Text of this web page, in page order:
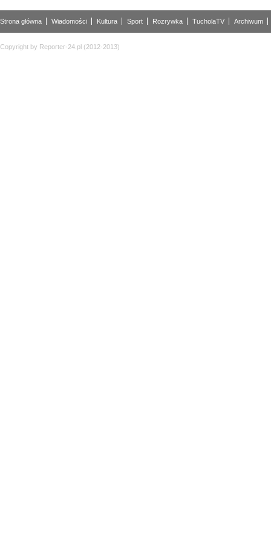
Strona główna Wiadomości Kultura Sport Rozrywka TucholaTV Archiwum
Copyright by Reporter-24.pl (2012-2013)